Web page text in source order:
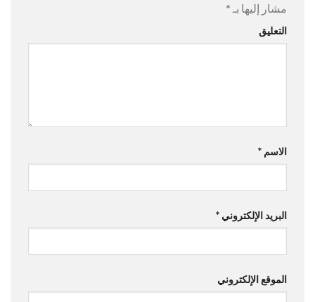
مشار إليها بـ *
التعليق
الاسم *
البريد الإلكتروني *
الموقع الإلكتروني